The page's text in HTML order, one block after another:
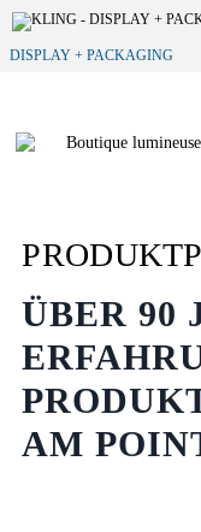
DISPLAY + PACKAGING
ÜBER 90
AM